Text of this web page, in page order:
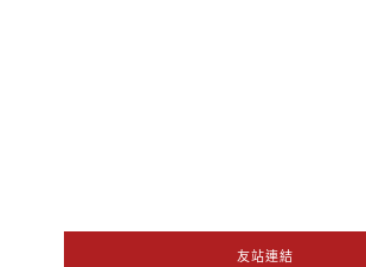
友站連結